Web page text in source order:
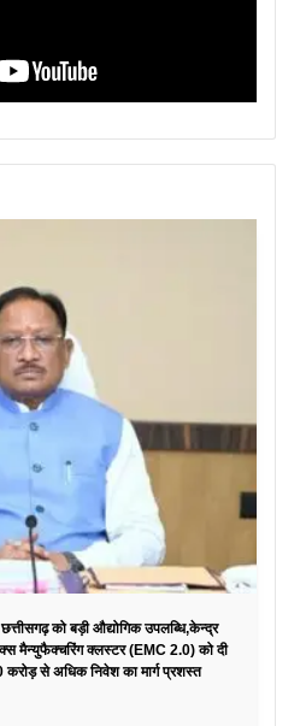
को बड़ी औद्योगिक उपलब्धि,केन्द्र
मैन्युफैक्चरिंग क्लस्टर (EMC 2.0) को दी
से अधिक निवेश का मार्ग प्रशस्त